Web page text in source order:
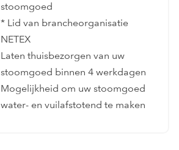
stoomgoed
* Lid van brancheorganisatie
NETEX
Laten thuisbezorgen van uw
stoomgoed binnen 4 werkdagen
Mogelijkheid om uw stoomgoed
water- en vuilafstotend te maken